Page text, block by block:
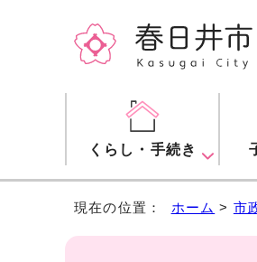
くらし・手続き
現在の位置： ホーム > 市